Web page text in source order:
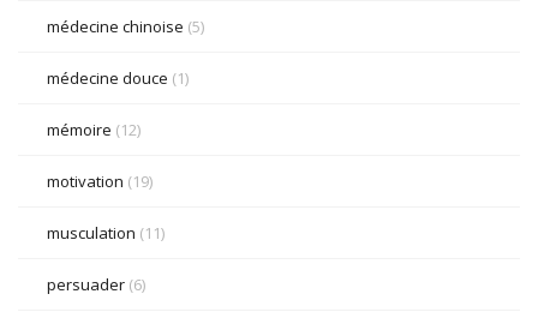
médecine chinoise (5)
médecine douce (1)
mémoire (12)
motivation (19)
musculation (11)
persuader (6)